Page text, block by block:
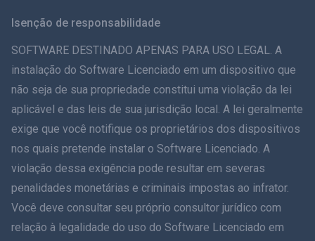
ภาษาไทย
Dansk
हिंदी
עברית
Isenção de responsabilidade
SOFTWARE DESTINADO APENAS PARA USO LEGAL. A
instalação do Software Licenciado em um dispositivo que
não seja de sua propriedade constitui uma violação da lei
aplicável e das leis de sua jurisdição local. A lei geralmente
exige que você notifique os proprietários dos dispositivos
nos quais pretende instalar o Software Licenciado. A
violação dessa exigência pode resultar em severas
penalidades monetárias e criminais impostas ao infrator.
Você deve consultar seu próprio consultor jurídico com
relação à legalidade do uso do Software Licenciado em